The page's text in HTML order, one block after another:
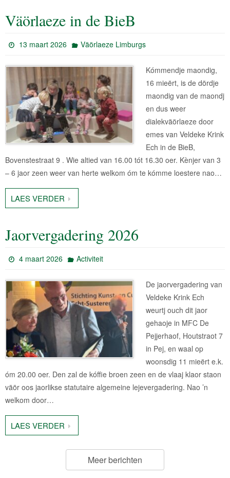
Väörlaeze in de BieB
13 maart 2026 Väörlaeze Limburgs
Kómmendje maondig,
16 mieërt, is de dördje
maondig van de maondj
en dus weer
dialekväörlaeze door
emes van Veldeke Krink
Ech in de BieB,
Bovenstestraat 9 . Wie altied van 16.00 tót 16.30 oer. Kènjer van 3
– 6 jaor zeen weer van herte welkom óm te kómme loestere nao…
LAES VERDER
Jaorvergadering 2026
4 maart 2026 Activiteit
De jaorvergadering van
Veldeke Krink Ech
weurtj ouch dit jaor
gehaoje in MFC De
Pejjerhaof, Houtstraot 7
in Pej, en waal op
woonsdig 11 mieërt e.k.
óm 20.00 oer. Den zal de kóffie broen zeen en de vlaaj klaor staon
väör oos jaorlikse statutaire algemeine lejevergadering. Nao ’n
welkom door…
LAES VERDER
Meer berichten